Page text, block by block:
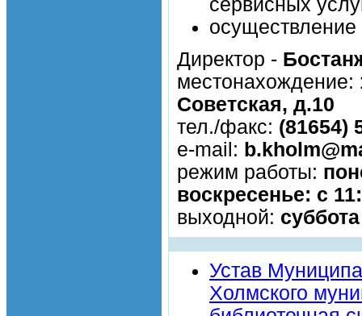
сервисных
осуществление
Директор -
местонахождение:
Советская, д.10
тел./факс: (81654)
e-mail:
режим работы:
воскресенье: с
выходной: суббота
Устав
Холмского